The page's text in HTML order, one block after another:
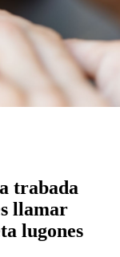
trabada
llamar
lugones